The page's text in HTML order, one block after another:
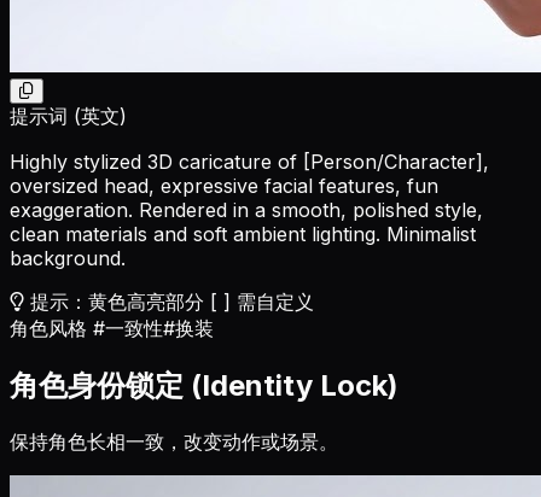
提示词 (英文)
Highly stylized 3D caricature of [Person/Character] ,
oversized head, expressive facial features, fun
exaggeration. Rendered in a smooth, polished style,
clean materials and soft ambient lighting. Minimalist
background.
提示：黄色高亮部分 [ ] 需自定义
角色风格 #一致性#换装
角色身份锁定 (Identity Lock)
保持角色长相一致，改变动作或场景。